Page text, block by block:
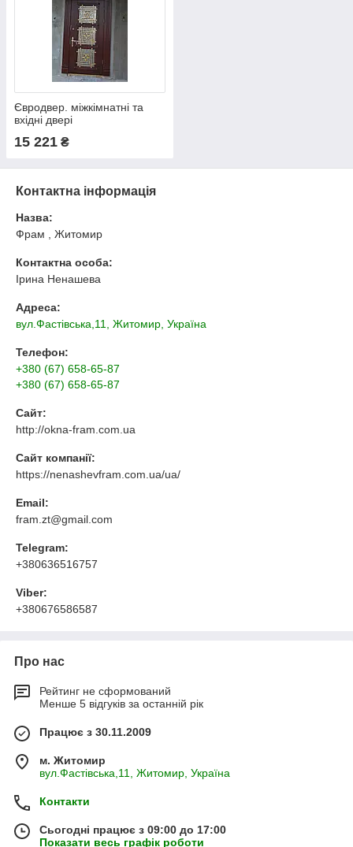
Євродвер. міжкімнатні та
вхідні двері
15 221 ₴
Контактна інформація
Назва:
Фрам , Житомир
Контактна особа:
Ірина Ненашева
Адреса:
вул.Фастівська,11, Житомир, Україна
Телефон:
+380 (67) 658-65-87
+380 (67) 658-65-87
Сайт:
http://okna-fram.com.ua
Сайт компанії:
https://nenashevfram.com.ua/ua/
Email:
fram.zt@gmail.com
Telegram:
+380636516757
Viber:
+380676586587
Про нас
Рейтинг не сформований
Менше 5 відгуків за останній рік
Працює з 30.11.2009
м. Житомир
вул.Фастівська,11, Житомир, Україна
Контакти
Сьогодні працює з 09:00 до 17:00
Показати весь графік роботи